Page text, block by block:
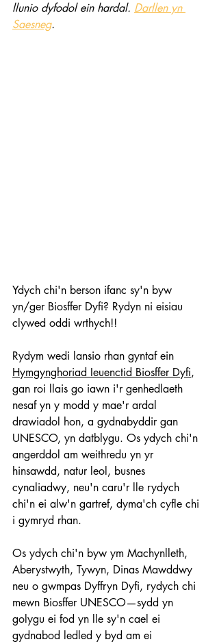
llunio dyfodol ein hardal. Darllen yn
Saesneg.
Ydych chi'n berson ifanc sy'n byw
yn/ger Biosffer Dyfi? Rydyn ni eisiau
clywed oddi wrthych!!
Rydym wedi lansio rhan gyntaf ein
Hymgynghoriad Ieuenctid Biosffer Dyfi,
gan roi llais go iawn i'r genhedlaeth
nesaf yn y modd y mae'r ardal
drawiadol hon, a gydnabyddir gan
UNESCO, yn datblygu. Os ydych chi'n
angerddol am weithredu yn yr
hinsawdd, natur leol, busnes
cynaliadwy, neu'n caru'r lle rydych
chi'n ei alw'n gartref, dyma'ch cyfle chi
i gymryd rhan.
Os ydych chi'n byw ym Machynlleth,
Aberystwyth, Tywyn, Dinas Mawddwy
neu o gwmpas Dyffryn Dyfi, rydych chi
mewn Biosffer UNESCO—sydd yn
golygu ei fod yn lle sy'n cael ei
gydnabod ledled y byd am ei